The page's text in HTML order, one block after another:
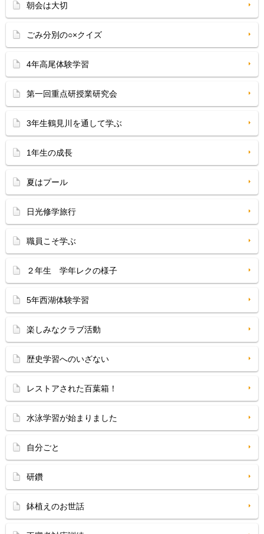
朝会は大切
ごみ分別の○×クイズ
4年高尾体験学習
第一回重点研授業研究会
3年生鶴見川を通して学ぶ
1年生の成長
夏はプール
日光修学旅行
職員こそ学ぶ
２年生 学年レクの様子
5年西湖体験学習
楽しみなクラブ活動
歴史学習へのいざない
レストアされた百葉箱！
水泳学習が始まりました
自分ごと
研鑽
鉢植えのお世話